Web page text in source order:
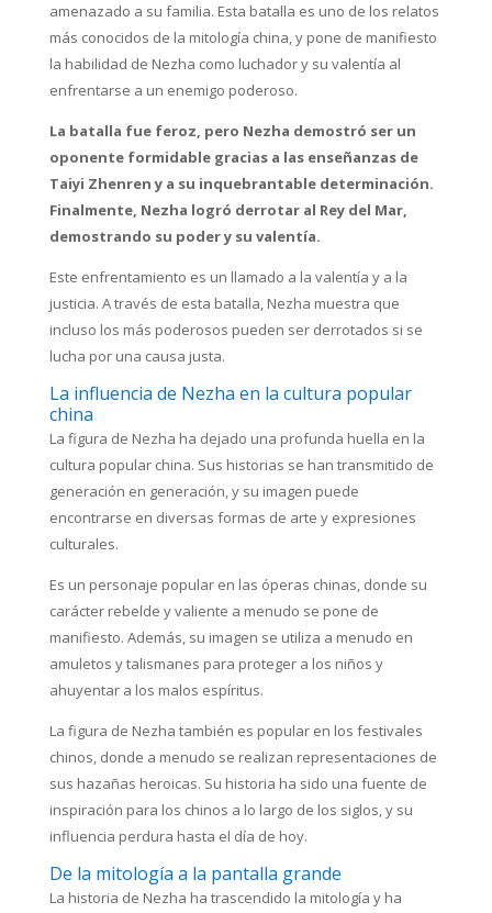
amenazado a su familia. Esta batalla es uno de los relatos
más conocidos de la mitología china, y pone de manifiesto
la habilidad de Nezha como luchador y su valentía al
enfrentarse a un enemigo poderoso.
La batalla fue feroz, pero Nezha demostró ser un
oponente formidable gracias a las enseñanzas de
Taiyi Zhenren y a su inquebrantable determinación.
Finalmente, Nezha logró derrotar al Rey del Mar,
demostrando su poder y su valentía.
Este enfrentamiento es un llamado a la valentía y a la
justicia. A través de esta batalla, Nezha muestra que
incluso los más poderosos pueden ser derrotados si se
lucha por una causa justa.
La influencia de Nezha en la cultura popular
china
La figura de Nezha ha dejado una profunda huella en la
cultura popular china. Sus historias se han transmitido de
generación en generación, y su imagen puede
encontrarse en diversas formas de arte y expresiones
culturales.
Es un personaje popular en las óperas chinas, donde su
carácter rebelde y valiente a menudo se pone de
manifiesto. Además, su imagen se utiliza a menudo en
amuletos y talismanes para proteger a los niños y
ahuyentar a los malos espíritus.
La figura de Nezha también es popular en los festivales
chinos, donde a menudo se realizan representaciones de
sus hazañas heroicas. Su historia ha sido una fuente de
inspiración para los chinos a lo largo de los siglos, y su
influencia perdura hasta el día de hoy.
De la mitología a la pantalla grande
La historia de Nezha ha trascendido la mitología y ha